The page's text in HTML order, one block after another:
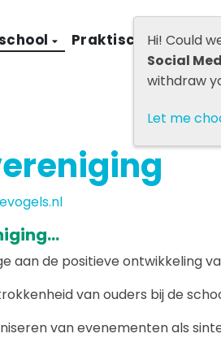
Praktische
aan de positieve ontwikkeling
van ouders bij de
van evenementen als
Hi! Could
Social
withdraw
Let me